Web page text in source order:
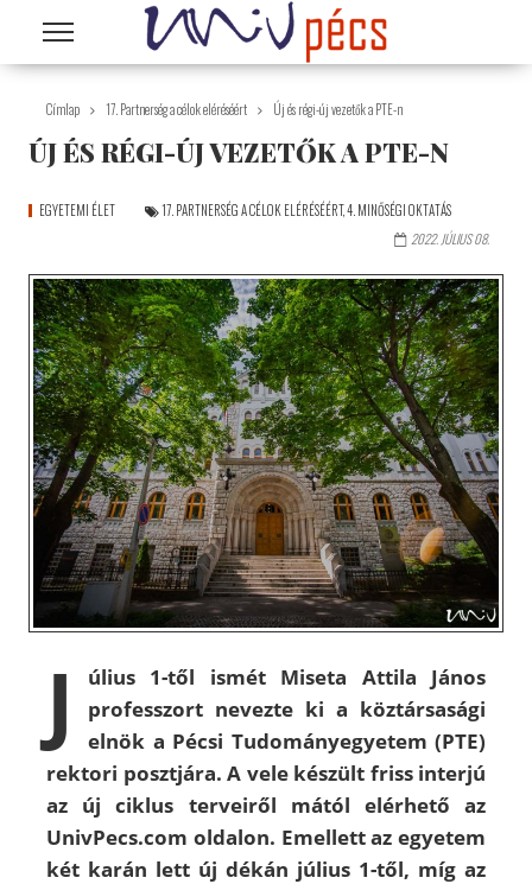
Ugrás a tartalomra
Címlap 17. Partnerség a célok eléréséért Új és régi-új vezetők a PTE-n
ÚJ ÉS RÉGI-ÚJ VEZETŐK A PTE-N
EGYETEMI ÉLET 17. PARTNERSÉG A CÉLOK ELÉRÉSÉÉRT,4. MINŐSÉGI OKTATÁS
2022. JÚLIUS 08.
J
úlius 1-től ismét Miseta Attila János
professzort nevezte ki a köztársasági
elnök a Pécsi Tudományegyetem (PTE)
rektori posztjára. A vele készült friss interjú
az új ciklus terveiről mától elérhető az
UnivPecs.com oldalon. Emellett az egyetem
két karán lett új dékán július 1-től, míg az